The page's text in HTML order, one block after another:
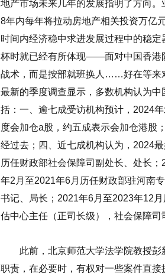
地产市场未来几年的发展指明了方向
8年内每年将拉动房地产相关投资万亿
时间内经济稳中求进发展过程中的稳定
杯时就已经有所体现——面对中国香港
战术，而是按部就班换人……好在等来
最新的季度调查显示，多数机构认为
括：一、逾七成受访机构预计，2024
度会加仓a股，约五成表示会加仓港股
经过去；四、近七成机构认为，2024
历任财政部社会保障司副处长、处长
年2月至2021年6月历任财政部驻河南
书记、局长；2021年6月至2023年12
估中心主任（正司长级），社会保障司
此前，北京师范大学法学院教授彭
职责，在必要时，有权对一些案件直